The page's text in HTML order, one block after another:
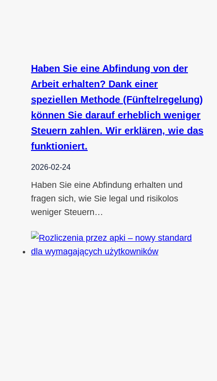
Haben Sie eine Abfindung von der
Arbeit erhalten? Dank einer
speziellen Methode (Fünftelregelung)
können Sie darauf erheblich weniger
Steuern zahlen. Wir erklären, wie das
funktioniert.
2026-02-24
Haben Sie eine Abfindung erhalten und
fragen sich, wie Sie legal und risikolos
weniger Steuern…